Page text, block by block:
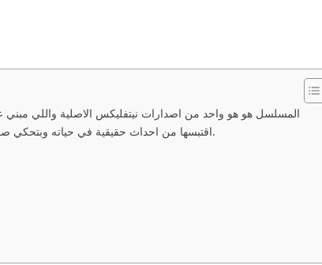
اقتبسها من احداث حقيقية في حياته وبتحكي صراعاته مع فترات الادمان ومحاولات الهروب من عبثية الواقع والألم الصارخ للوعي.